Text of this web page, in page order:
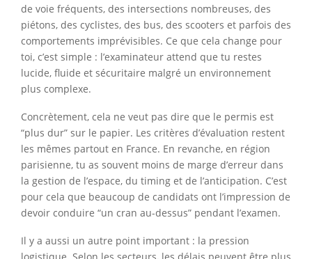
de voie fréquents, des intersections nombreuses, des
piétons, des cyclistes, des bus, des scooters et parfois des
comportements imprévisibles. Ce que cela change pour
toi, c’est simple : l’examinateur attend que tu restes
lucide, fluide et sécuritaire malgré un environnement
plus complexe.
Concrètement, cela ne veut pas dire que le permis est
“plus dur” sur le papier. Les critères d’évaluation restent
les mêmes partout en France. En revanche, en région
parisienne, tu as souvent moins de marge d’erreur dans
la gestion de l’espace, du timing et de l’anticipation. C’est
pour cela que beaucoup de candidats ont l’impression de
devoir conduire “un cran au-dessus” pendant l’examen.
Il y a aussi un autre point important : la pression